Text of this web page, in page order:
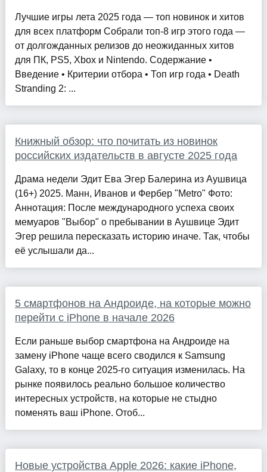
Лучшие игры лета 2025 года — топ новинок и хитов
для всех платформ Собрали топ-8 игр этого года —
от долгожданных релизов до неожиданных хитов
для ПК, PS5, Xbox и Nintendo. Содержание •
Введение • Критерии отбора • Топ игр года • Death
Stranding 2: ...
Книжный обзор: что почитать из новинок
российских издательств в августе 2025 года
Драма недели Эдит Ева Эгер Балерина из Аушвица
(16+) 2025. Манн, Иванов и Фербер "Metro" Фото:
Аннотация: После международного успеха своих
мемуаров "Выбор" о пребывании в Аушвице Эдит
Эгер решила пересказать историю иначе. Так, чтобы
её услышали да...
5 смартфонов на Андроиде, на которые можно
перейти с iPhone в начале 2026
Если раньше выбор смартфона на Андроиде на
замену iPhone чаще всего сводился к Samsung
Galaxy, то в конце 2025-го ситуация изменилась. На
рынке появилось реально большое количество
интересных устройств, на которые не стыдно
поменять ваш iPhone. Отоб...
Новые устройства Apple 2026: какие iPhone,